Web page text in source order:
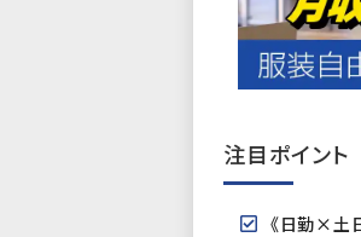
注目ポイント
《日勤×土